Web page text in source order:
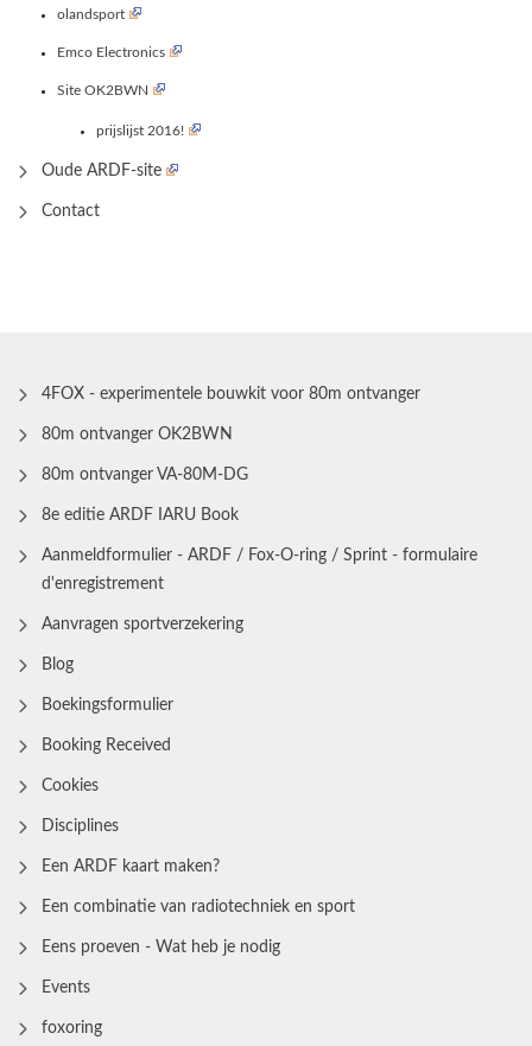
olandsport
Emco Electronics
Site OK2BWN
prijslijst 2016!
Oude ARDF-site
Contact
4FOX - experimentele bouwkit voor 80m ontvanger
80m ontvanger OK2BWN
80m ontvanger VA-80M-DG
8e editie ARDF IARU Book
Aanmeldformulier - ARDF / Fox-O-ring / Sprint - formulaire
d'enregistrement
Aanvragen sportverzekering
Blog
Boekingsformulier
Booking Received
Cookies
Disciplines
Een ARDF kaart maken?
Een combinatie van radiotechniek en sport
Eens proeven - Wat heb je nodig
Events
foxoring